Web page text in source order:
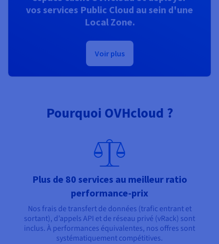
vos services Public Cloud au sein d'une
Local Zone.
Voir plus
Pourquoi OVHcloud ?
Plus de 80 services au meilleur ratio
performance-prix
Nos frais de transfert de données (trafic entrant et
sortant), d’appels API et de réseau privé (vRack) sont
inclus. À performances équivalentes, nos offres sont
systématiquement compétitives.